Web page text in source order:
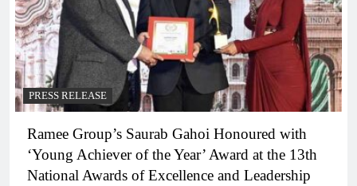
PRESS RELEASE
Ramee Group’s Saurab Gahoi Honoured with
‘Young Achiever of the Year’ Award at the 13th
National Awards of Excellence and Leadership